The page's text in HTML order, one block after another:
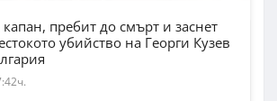
пребит до смърт и заснет
убийство на Георги Кузев